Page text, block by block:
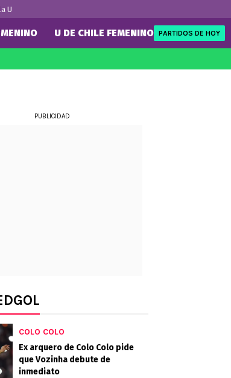
U
U DE CHILE FEMENINO PARTIDOS DE HOY
PUBLICIDAD
COLO COLO
Ex arquero de Colo Colo pide
que Vozinha debute de
inmediato